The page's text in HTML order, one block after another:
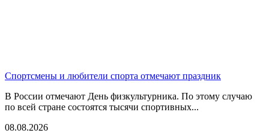
Спортсмены и любители спорта отмечают праздник
В России отмечают День физкультурника. По этому случаю
по всей стране состоятся тысячи спортивных...
08.08.2026